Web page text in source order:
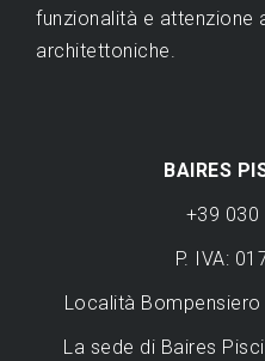
funzionalità e attenzione
architettoniche.
BAIRES
+39 030
P. IVA:
Località
La sede di Baires